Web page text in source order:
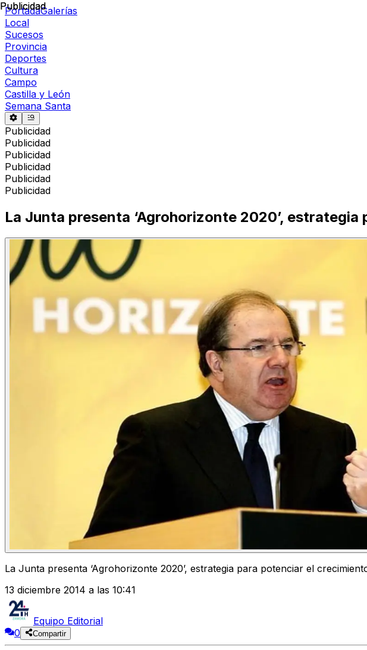
PortadaGalerías
Local
Sucesos
Provincia
Deportes
Cultura
Campo
Castilla y León
Semana Santa
Publicidad
Publicidad
Publicidad
Publicidad
Publicidad
Publicidad
Publicidad
La Junta presenta ‘Agrohorizonte 2020’,
La Junta presenta ‘Agrohorizonte 2020’, estrategia para potenciar el
13 diciembre 2014 a las 10:41
Equipo Editorial
0
Compartir
Publicidad